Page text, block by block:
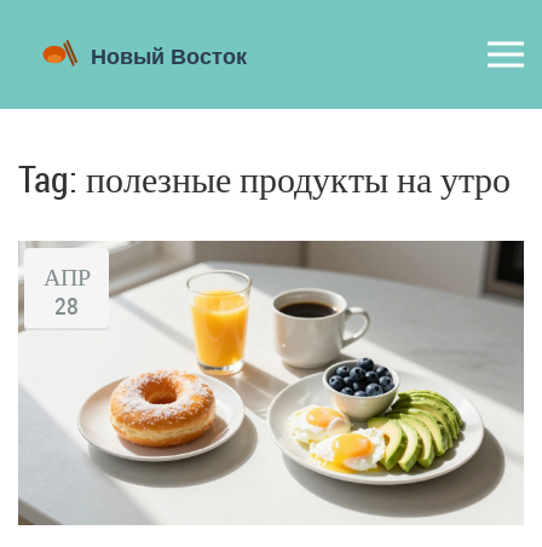
Tag: полезные продукты на утро
АПР
28